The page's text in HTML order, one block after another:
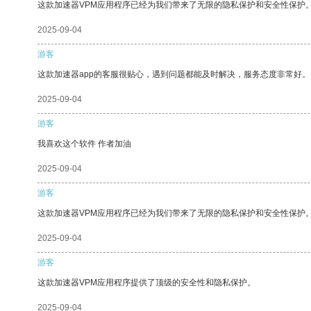
这款加速器VPM应用程序已经为我们带来了无限的隐私保护和安全性保护
2025-09-04
游客
这款加速器app的客服很贴心，遇到问题都能及时解决，服务态度非常好。
2025-09-04
游客
我喜欢这个软件 作者加油
2025-09-04
游客
这款加速器VPM应用程序已经为我们带来了无限的隐私保护和安全性保护
2025-09-04
游客
这款加速器VPM应用程序提供了顶级的安全性和隐私保护。
2025-09-04